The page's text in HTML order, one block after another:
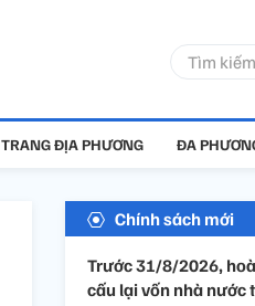
TRANG ĐỊA PHƯƠNG ĐA
Chính sách mới
Trước 31/8/2026,
cấu lại vốn nhà nước